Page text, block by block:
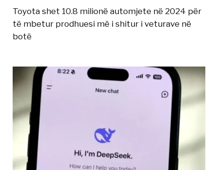
Toyota shet 10.8 milionë automjete në 2024 për
të mbetur prodhuesi më i shitur i veturave në
botë